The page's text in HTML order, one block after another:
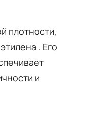
плотности,
. Его
и